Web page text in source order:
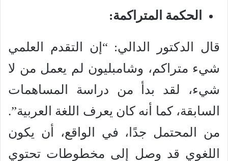
الحكمة المتراكمة:
قال الدكتور الدالي: “إن التقدم العلمي
شيء متراكم، وشامبليون لم يعمل من لا
شيء، لقد بدأ من دراسة المساهمات
السابقة، كما أنه كان يعرف اللغة العربية”.
من المحتمل جدًا، في الواقع، أن يكون
اللغوي قد وصل إلى مخطوطات تحتوي